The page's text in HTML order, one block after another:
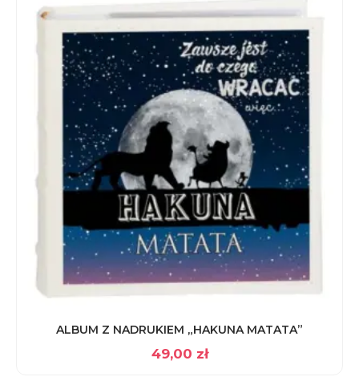
ALBUM Z NADRUKIEM „HAKUNA MATATA”
49,00 zł